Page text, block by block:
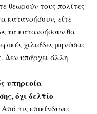
θεωρούν τους πολίτες
κατανοήσουν, είτε
τα κατανοήσουν θα
χιλιάδες μηνύσεις
Δεν υπάρχει άλλη
υπηρεσία
όχι δελτίο
Από τις επικίνδυνες